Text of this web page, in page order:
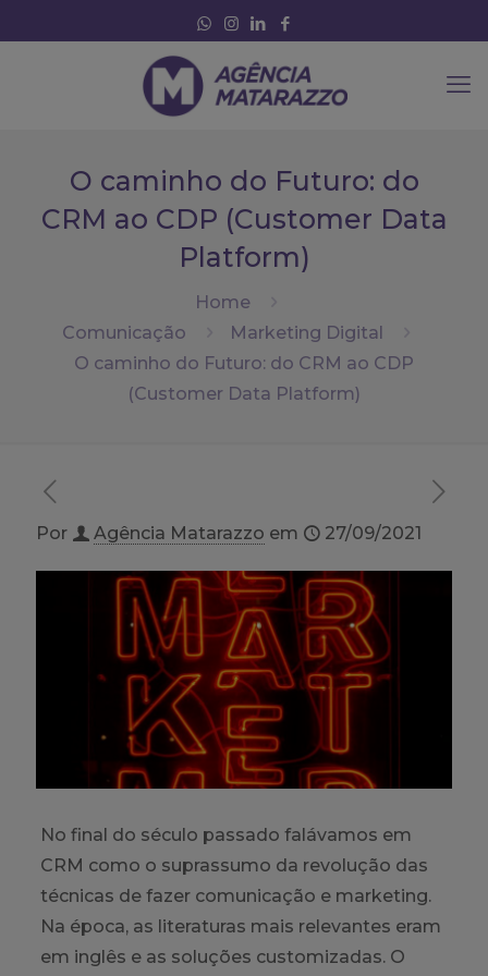
O caminho do Futuro: do
CRM ao CDP (Customer Data
Platform)
Home
Comunicação
Marketing Digital
O caminho do Futuro: do CRM ao CDP
(Customer Data Platform)
Por Agência Matarazzo em 27/09/2021
No final do século passado falávamos em
CRM como o suprassumo da revolução das
técnicas de fazer comunicação e marketing.
Na época, as literaturas mais relevantes eram
em inglês e as soluções customizadas. O